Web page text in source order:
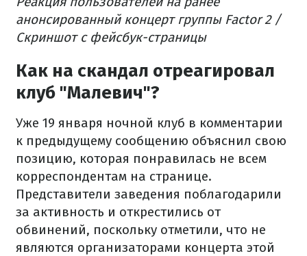
анонсированный концерт группы Factor 2 /
Скриншот с фейсбук-страницы
Как на скандал отреагировал
клуб "Малевич"?
Уже 19 января ночной клуб в комментарии
к предыдущему сообщению объяснил свою
позицию, которая понравилась не всем
корреспондентам на странице.
Представители заведения поблагодарили
за активность и открестились от
обвинений, поскольку отметили, что не
являются организаторами концерта этой